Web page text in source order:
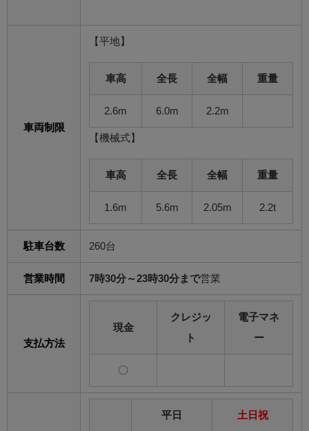
車両制限
【平地】
車高 全長 全幅 重量
2.6m 6.0m 2.2m
【機械式】
車高 全長 全幅 重量
1.6m 5.6m 2.05m 2.2t
駐車台数 260台
営業時間 7時30分～23時30分まで営業
支払方法
現金
クレジッ
ト
電子マネ
ー
〇
平日 土日祝